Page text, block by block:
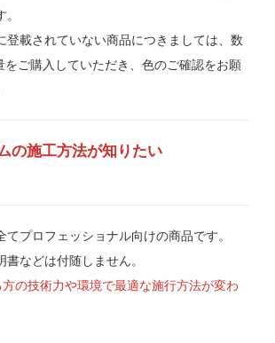
登載されていない商品につきましては、数
をご購入していただき、色のご確認をお願
の施工方法が知りたい
てプロフェッショナル向けの商品です。
書などは付随しません。
の技術力や環境で最適な施行方法が変わ